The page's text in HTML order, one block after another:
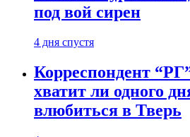
под вой сирен
4 дня спустя
Корреспондент
хватит ли одного
влюбиться в Тверь